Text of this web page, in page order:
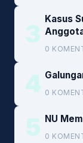
3
Kasus
0
4 0
5 NU
0